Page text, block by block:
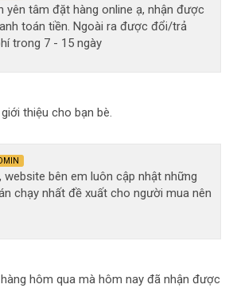
yên tâm đặt hàng online ạ, nhận được
toán tiền. Ngoài ra được đổi/trả
trong 7 - 15 ngày
thiệu cho bạn bè.
website bên em luôn cập nhật những
chạy nhất đề xuất cho người mua nên
hôm qua mà hôm nay đã nhận được